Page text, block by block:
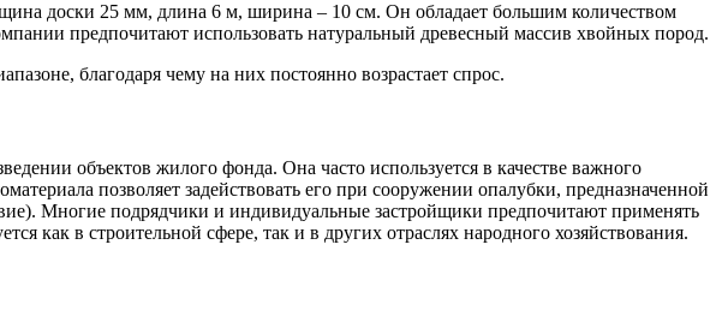
доски 25 мм, длина 6 м, ширина – 10 см. Он обладает большим количеством
предпочитают использовать натуральный древесный массив хвойных пород.
благодаря чему на них постоянно возрастает спрос.
объектов жилого фонда. Она часто используется в качестве важного
позволяет задействовать его при сооружении опалубки, предназначенной
Многие подрядчики и индивидуальные застройщики предпочитают применять
как в строительной сфере, так и в других отраслях народного хозяйствования.